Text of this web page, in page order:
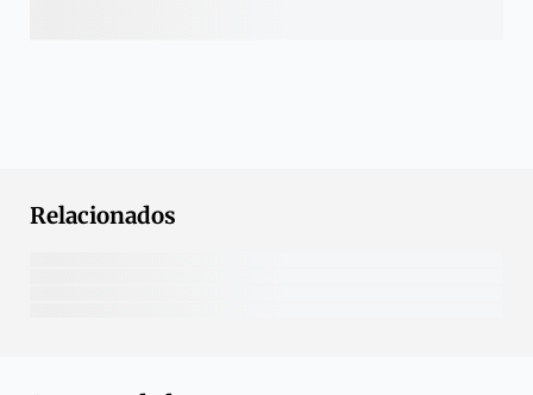
Relacionados